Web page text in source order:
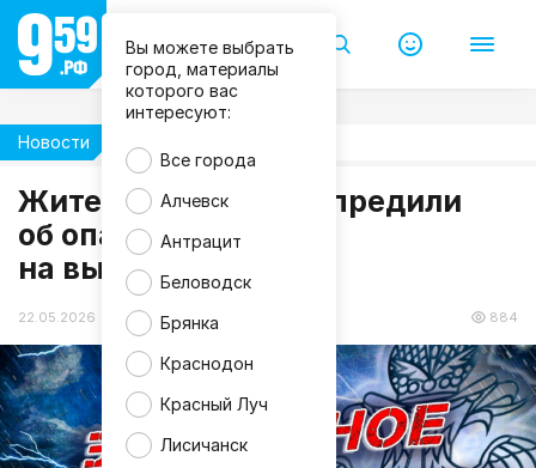
Вы можете выбрать
город, материалы
которого вас
интересуют:
Все города
Алчевск
Антрацит
Беловодск
Брянка
Краснодон
Красный Луч
Лисичанск
Новости
Жителей ЛНР предупредили
об опасной погоде
на выходных
22.05.2026 11:57 884
М
Ч
С
Л
Р